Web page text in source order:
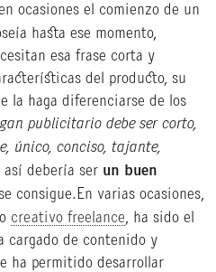
ocasiones el comienzo de un
hasta ese momento,
esa frase corta y
del producto, su
la haga diferenciarse de los
publicitario debe ser corto,
único, conciso, tajante,
así debería ser un buen
consigue.En varias ocasiones,
creativo freelance, ha sido el
cargado de contenido y
ha permitido desarrollar